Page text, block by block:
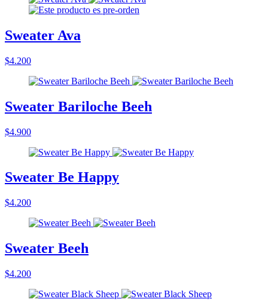
Sweater Ava
$4.200
Sweater Bariloche Beeh
$4.900
Sweater Be Happy
$4.200
Sweater Beeh
$4.200